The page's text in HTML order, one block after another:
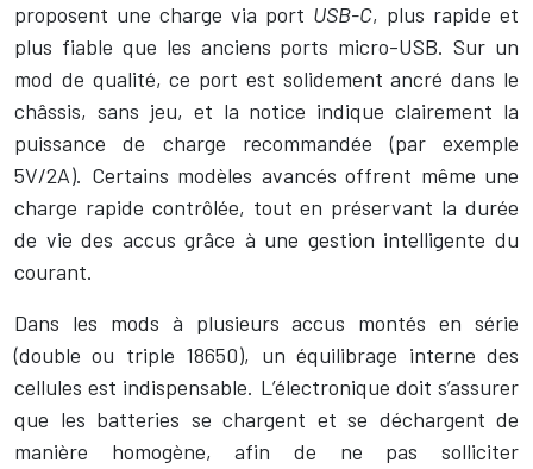
proposent une charge via port USB-C, plus rapide et
plus fiable que les anciens ports micro-USB. Sur un
mod de qualité, ce port est solidement ancré dans le
châssis, sans jeu, et la notice indique clairement la
puissance de charge recommandée (par exemple
5V/2A). Certains modèles avancés offrent même une
charge rapide contrôlée, tout en préservant la durée
de vie des accus grâce à une gestion intelligente du
courant.
Dans les mods à plusieurs accus montés en série
(double ou triple 18650), un équilibrage interne des
cellules est indispensable. L’électronique doit s’assurer
que les batteries se chargent et se déchargent de
manière homogène, afin de ne pas solliciter